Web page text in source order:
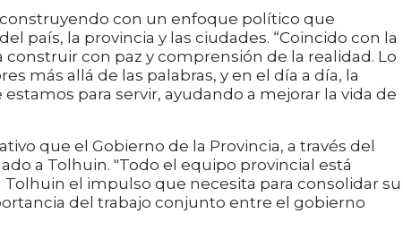
con un enfoque político que
país, la provincia y las ciudades. “Coincido con la
con paz y comprensión de la realidad. Lo
más allá de las palabras, y en el día a día, la
para servir, ayudando a mejorar la vida de
que el Gobierno de la Provincia, a través del
a Tolhuin. "Todo el equipo provincial está
el impulso que necesita para consolidar su
del trabajo conjunto entre el gobierno